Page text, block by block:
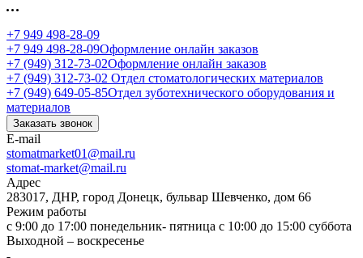
+7 949 498-28-09
+7 949 498-28-09Оформление онлайн заказов
+7 (949) 312-73-02Оформление онлайн заказов
+7 (949) 312-73-02 Отдел стоматологических материалов
+7 (949) 649-05-85Отдел зуботехнического оборудования и
материалов
Заказать звонок
E-mail
stomatmarket01@mail.ru
stomat-market@mail.ru
Адрес
283017, ДНР, город Донецк, бульвар Шевченко, дом 66
Режим работы
с 9:00 до 17:00 понедельник- пятница с 10:00 до 15:00 суббота
Выходной – воскресенье